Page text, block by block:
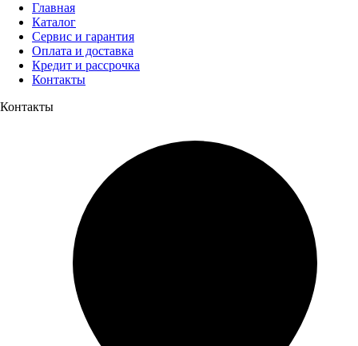
Главная
Каталог
Сервис и гарантия
Оплата и доставка
Кредит и рассрочка
Контакты
Контакты